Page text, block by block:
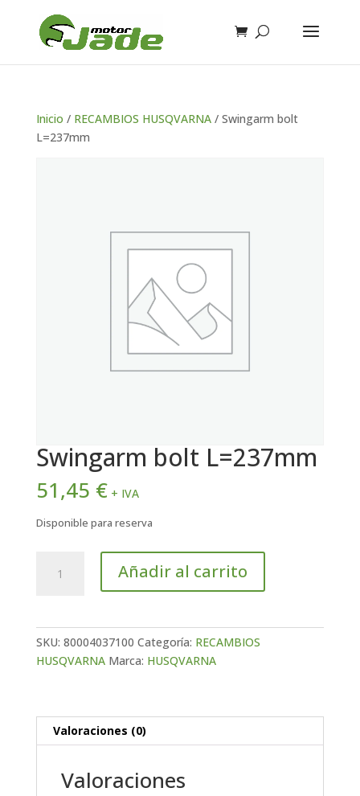
Inicio / RECAMBIOS HUSQVARNA/ Swingarm bolt
L=237mm
Swingarm bolt L=237mm
51,45 € + IVA
Disponible para reserva
Añadir al carrito
SKU: 80004037100 Categoría: RECAMBIOS
HUSQVARNA Marca: HUSQVARNA
Valoraciones (0)
Valoraciones